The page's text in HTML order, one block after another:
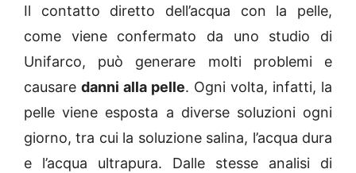
Il contatto diretto dell’acqua con la pelle,
come viene confermato da uno studio di
Unifarco, può generare molti problemi e
causare danni alla pelle. Ogni volta, infatti, la
pelle viene esposta a diverse soluzioni ogni
giorno, tra cui la soluzione salina, l’acqua dura
e l’acqua ultrapura. Dalle stesse analisi di